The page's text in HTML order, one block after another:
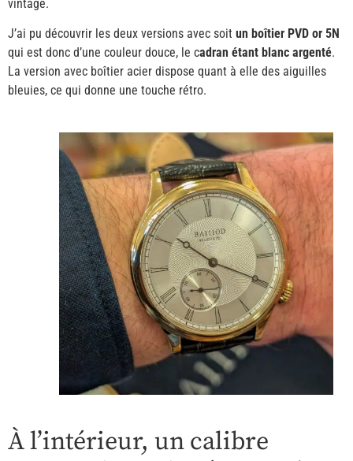
vintage.
J’ai pu découvrir les deux versions avec soit un boîtier PVD or 5N
qui est donc d’une couleur douce, le cadran étant blanc argenté.
La version avec boîtier acier dispose quant à elle des aiguilles
bleuies, ce qui donne une touche rétro.
À l’intérieur, un calibre